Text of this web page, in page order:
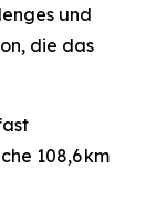
und
die das
108,6 km